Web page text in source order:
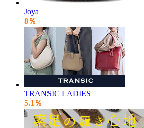
Joya
8％
TRANSIC LADIES
5.1％